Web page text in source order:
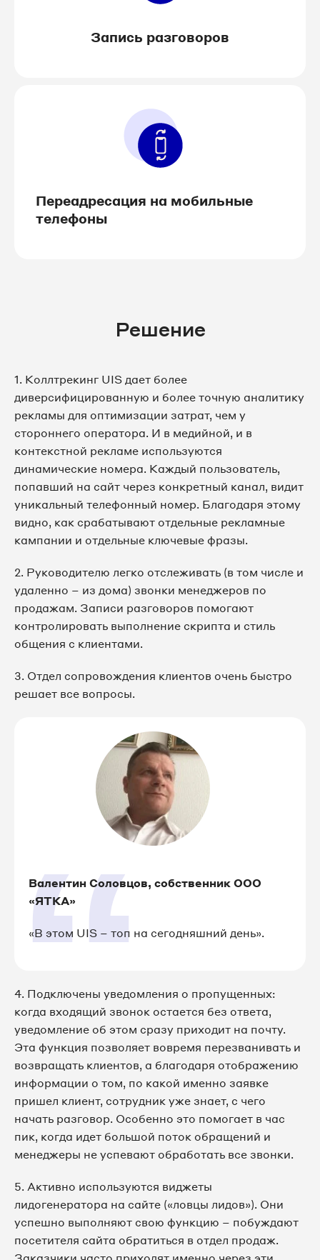
Запись разговоров
Переадресация на мобильные
телефоны
Решение
1. Коллтрекинг UIS дает более
диверсифицированную и более точную аналитику
рекламы для оптимизации затрат, чем у
стороннего оператора. И в медийной, и в
контекстной рекламе используются
динамические номера. Каждый пользователь,
попавший на сайт через конкретный канал, видит
уникальный телефонный номер. Благодаря этому
видно, как срабатывают отдельные рекламные
кампании и отдельные ключевые фразы.
2. Руководителю легко отслеживать (в том числе и
удаленно – из дома) звонки менеджеров по
продажам. Записи разговоров помогают
контролировать выполнение скрипта и стиль
общения с клиентами.
3. Отдел сопровождения клиентов очень быстро
решает все вопросы.
Валентин Соловцов, собственник ООО
«ЯТКА»
«В этом UIS – топ на сегодняшний день».
4. Подключены уведомления о пропущенных:
когда входящий звонок остается без ответа,
уведомление об этом сразу приходит на почту.
Эта функция позволяет вовремя перезванивать и
возвращать клиентов, а благодаря отображению
информации о том, по какой именно заявке
пришел клиент, сотрудник уже знает, с чего
начать разговор. Особенно это помогает в час
пик, когда идет большой поток обращений и
менеджеры не успевают обработать все звонки.
5. Активно используются виджеты
лидогенератора на сайте («ловцы лидов»). Они
успешно выполняют свою функцию – побуждают
посетителя сайта обратиться в отдел продаж.